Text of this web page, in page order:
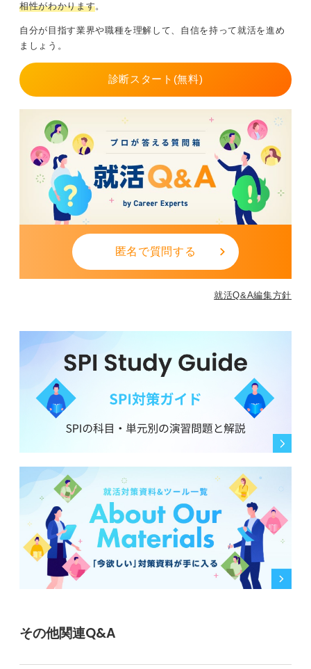
の予防や制度運用の正確性に貢献出来る点は強みです。
評価されやすいのは、人事・総務の他、法務補助、管理
部門、コンサル系企業等で役に立つでしょう。
明で終わらせず、実務での再現性を語る事が鍵です。
資格＋現場で学ぶ姿勢をセットで伝えられれば、社労士
の勉強経験は就活で十分な武器になりますので、ぜひ自
分の強みの1つとして根拠立ててみましょう。
0
相性がわかります。
自分が目指す業界や職種を理解して、自信を持って就活を進め
ましょう。
診断スタート(無料)
匿名で質問する
就活Q&A編集方針
その他関連Q&A